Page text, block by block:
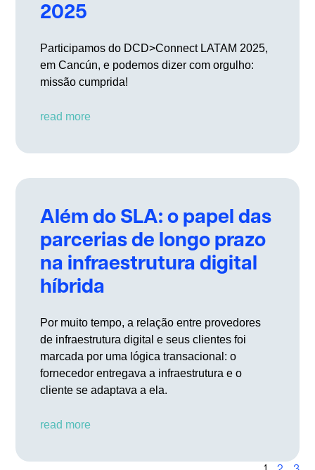
2025
Participamos do DCD>Connect LATAM 2025,
em Cancún, e podemos dizer com orgulho:
missão cumprida!
read more
Além do SLA: o papel das
parcerias de longo prazo
na infraestrutura digital
híbrida
Por muito tempo, a relação entre provedores
de infraestrutura digital e seus clientes foi
marcada por uma lógica transacional: o
fornecedor entregava a infraestrutura e o
cliente se adaptava a ela.
read more